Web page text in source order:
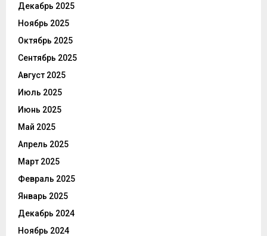
Декабрь 2025
Ноябрь 2025
Октябрь 2025
Сентябрь 2025
Август 2025
Июль 2025
Июнь 2025
Май 2025
Апрель 2025
Март 2025
Февраль 2025
Январь 2025
Декабрь 2024
Ноябрь 2024